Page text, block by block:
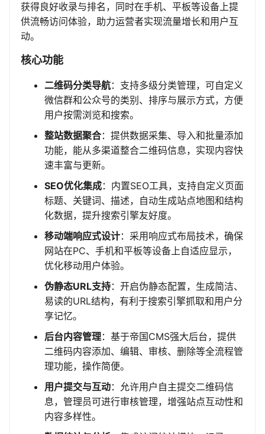
获得良好收录与排名，同时在手机、平板等设备上提
供流畅访问体验，助力运营者实现流量增长和用户互
动。
核心功能
二维码分类导航：支持多级分类管理，可自定义
微信群和公众号的类别、排序与展示方式，方便
用户按需浏览和搜索。
整站数据聚合：提供数据采集、导入和批量添加
功能，能从多渠道整合二维码信息，实现内容快
速丰富与更新。
SEO优化集成：内置SEO工具，支持自定义页面
标题、关键词、描述，自动生成站点地图和结构
化数据，提升搜索引擎友好度。
移动端响应式设计：采用响应式布局技术，确保
网站在PC、手机和平板等设备上自适应显示，
优化移动用户体验。
伪静态URL支持：开启伪静态配置，生成简洁、
易读的URL结构，有利于搜索引擎抓取和用户分
享记忆。
后台内容管理：基于帝国CMS强大后台，提供
二维码内容添加、编辑、审核、删除等全流程管
理功能，操作简便。
用户提交与互动：允许用户自主提交二维码信
息，管理员可进行审核管理，增强站点互动性和
内容多样性。